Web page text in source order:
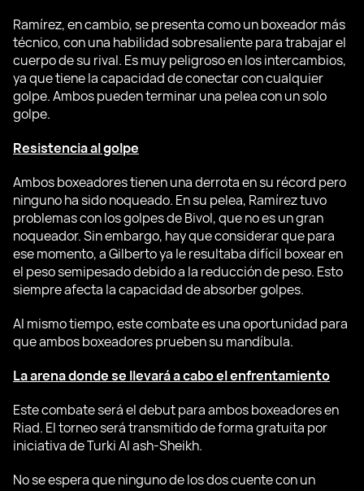
Ramírez, en cambio, se presenta como un boxeador más
técnico, con una habilidad sobresaliente para trabajar el
cuerpo de su rival. Es muy peligroso en los intercambios,
ya que tiene la capacidad de conectar con cualquier
golpe. Ambos pueden terminar una pelea con un solo
golpe.
Resistencia al golpe
Ambos boxeadores tienen una derrota en su récord pero
ninguno ha sido noqueado. En su pelea, Ramírez tuvo
problemas con los golpes de Bivol, que no es un gran
noqueador. Sin embargo, hay que considerar que para
ese momento, a Gilberto ya le resultaba difícil boxear en
el peso semipesado debido a la reducción de peso. Esto
siempre afecta la capacidad de absorber golpes.
Al mismo tiempo, este combate es una oportunidad para
que ambos boxeadores prueben su mandíbula.
La arena donde se llevará a cabo el enfrentamiento
Este combate será el debut para ambos boxeadores en
Riad. El torneo será transmitido de forma gratuita por
iniciativa de Turki Al ash-Sheikh.
No se espera que ninguno de los dos cuente con un